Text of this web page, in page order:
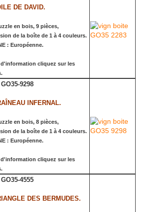
DE DAVID.
en bois, 9 pièces,
de la boîte de 1 à 4 couleurs.
: Européenne.
d'information cliquez sur les
9298
INFERNAL.
en bois, 8 pièces,
de la boîte de 1 à 4 couleurs.
: Européenne.
d'information cliquez sur les
4555
DES BERMUDES.